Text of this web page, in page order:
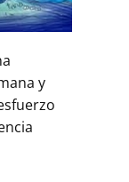
y